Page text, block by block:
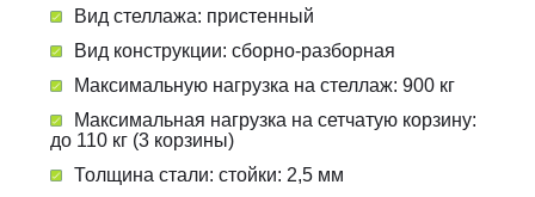
Вид стеллажа: пристенный
Вид конструкции: сборно-разборная
Максимальную нагрузка на стеллаж: 900 кг
Максимальная нагрузка на сетчатую корзину:
до 110 кг (3 корзины)
Толщина стали: стойки: 2,5 мм